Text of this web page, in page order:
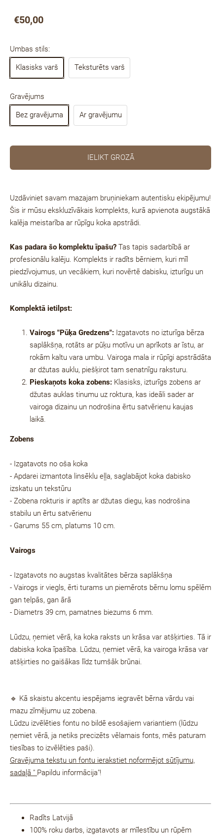
€50,00
Umbas stils:
Klasisks varš Teksturēts varš
Gravējums
Bez gravējuma Ar gravējumu
IELIKT GROZĀ
Uzdāviniet savam mazajam bruņiniekam autentisku ekipējumu!
Šis ir mūsu ekskluzīvākais komplekts, kurā apvienota augstākā
kalēja meistarība ar rūpīgu koka apstrādi.
Kas padara šo komplektu īpašu? Tas tapis sadarbībā ar
profesionālu kalēju . Komplekts ir radīts bērniem, kuri mīl
piedzīvojumus, un vecākiem, kuri novērtē dabisku, izturīgu un
unikālu dizainu.
Komplektā ietilpst:
Vairogs "Pūķa Gredzens": Izgatavots no izturīga bērza
saplākšņa, rotāts ar pūķu motīvu un aprīkots arīstu, ar
rokām kaltu vara umbu . Vairoga mala ir rūpīgi apstrādāta
ar džutas auklu, piešķirot tam senatnīgu raksturu.
Pieskaņots koka zobens: Klasisks, izturīgs zobens ar
džutas auklas tinumu uz roktura, kas ideāli sader ar
vairoga dizainu un nodrošina ērtu satvērienu kaujas
laikā.
Zobens
- Izgatavots no oša koka
- Apdarei izmantota linsēklu eļļa, saglabājot koka dabisko
izskatu un tekstūru
- Zobena rokturis ir aptīts ar džutas diegu, kas nodrošina
stabilu un ērtu satvērienu
- Garums 55 cm, platums 10 cm.
Vairogs
- Izgatavots no augstas kvalitātes bērza saplākšņa
- Vairogs ir viegls, ērti turams un piemērots bērnu lomu spēlēm
gan telpās, gan ārā
- Diametrs 39 cm, pamatnes biezums 6 mm.
Lūdzu, ņemiet vērā, ka koka raksts un krāsa var atšķirties. Tā ir
dabiska koka īpašība. Lūdzu, ņemiet vērā, ka vairoga krāsa var
atšķirties no gaišākas līdz tumšāk brūnai.
🔹 Kā skaistu akcentu iespējams iegravēt bērna vārdu vai
mazu zīmējumu uz zobena.
Lūdzu izvēlēties fontu no bildē esošajiem variantiem (lūdzu
ņemiet vērā, ja netiks precizēts vēlamais fonts, mēs paturam
tiesības to izvēlēties paši).
Gravējuma tekstu un fontu ierakstiet noformējot sūtījumu,
sadaļā " Papildu informācija"!
Radīts Latvijā
100% roku darbs, izgatavots ar mīlestību un rūpēm